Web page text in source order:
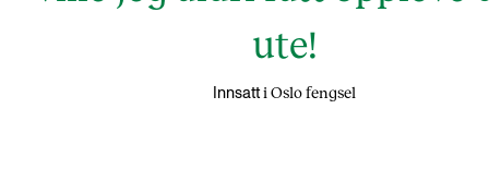
ute!
Innsatt i Oslo fengsel